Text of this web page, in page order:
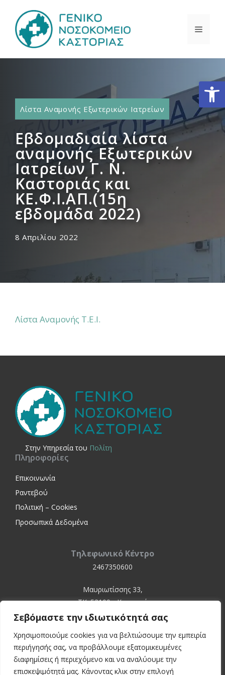
Σεβόμαστε την ιδιωτικότητά σας
Χρησιμοποιούμε cookies για να βελτιώσουμε την εμπειρία
περιήγησής σας, να προβάλλουμε εξατομικευμένες
διαφημίσεις ή περιεχόμενο και να αναλύουμε την
επισκεψιμότητά μας. Κάνοντας κλικ στην επιλογή
περιεχόμενο
Λίστα Αναμονής Εξωτερικών Ιατρείων
Εβδομαδιαία λίστα
αναμονής Εξωτερικών
Ιατρείων Γ. Ν.
Καστοριάς και
ΚΕ.Φ.Ι.ΑΠ.(15η
εβδομάδα 2022)
8 Απριλίου 2022
Λίστα Αναμονής Τ.Ε.Ι.
Στην Yπηρεσία του Πολίτη
Πληροφορίες
Επικοινωνία
Ραντεβού
Πολιτική – Cookies
Προσωπικά Δεδομένα
Τηλεφωνικό Κέντρο
2467350600
Μαυριωτίσσης 33,
ΤΚ. 52100 - Καστοριά